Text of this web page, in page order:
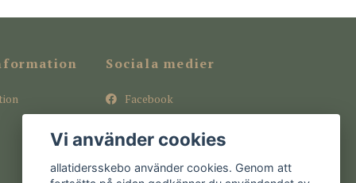
Sociala medier
Facebook
Pinterest
Vi använder cookies
allatidersskebo använder cookies. Genom att